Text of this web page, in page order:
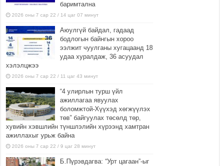
баримтална
2026 оны 7 сар 22 / 14 цаг 07 минут
Аюулгүй байдал, гадаад
бодлогын байнгын хороо
ээлжит чуулганы хугацаанд 18
удаа хуралдаж, 36 асуудал
хэлэлцжээ
2026 оны 7 сар 22 / 11 цаг 43 минут
“4 улирлын турш үйл
ажиллагаа явуулах
боломжтой-Хүүхэд хөгжүүлэх
төв” байгуулах төсөлд төр,
хувийн хэвшлийн түншлэлийн хүрээнд хамтран
ажиллахыг урьж байна
2026 оны 7 сар 22 / 9 цаг 28 минут
Б.Пүрэвдагва: “Урт цагаан”-ыг